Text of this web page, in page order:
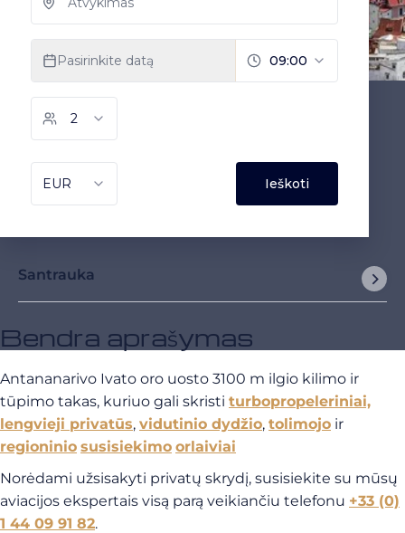
Santrauka
Bendra aprašymas
Antananarivo Ivato oro uosto 3100 m ilgio kilimo ir
tūpimo takas, kuriuo gali skristi turbopropeleriniai,
lengvieji privatūs, vidutinio dydžio, tolimojo ir
regioninio susisiekimo orlaiviai
Norėdami užsisakyti privatų skrydį, susisiekite su mūsų
aviacijos ekspertais visą parą veikiančiu telefonu +33 (0)
1 44 09 91 82.